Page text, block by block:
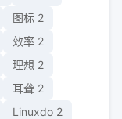
图标 2
效率 2
理想 2
耳聋 2
Linuxdo 2